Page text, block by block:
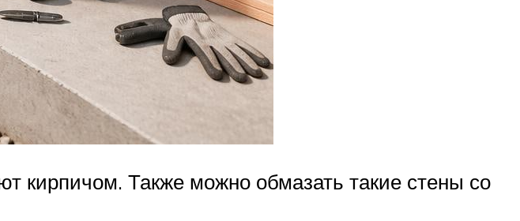
кирпичом. Также можно обмазать такие стены со